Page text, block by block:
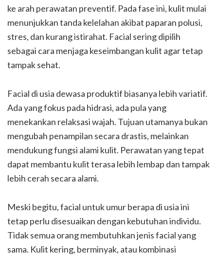
ke arah perawatan preventif. Pada fase ini, kulit mulai
menunjukkan tanda kelelahan akibat paparan polusi,
stres, dan kurang istirahat. Facial sering dipilih
sebagai cara menjaga keseimbangan kulit agar tetap
tampak sehat.
Facial di usia dewasa produktif biasanya lebih variatif.
Ada yang fokus pada hidrasi, ada pula yang
menekankan relaksasi wajah. Tujuan utamanya bukan
mengubah penampilan secara drastis, melainkan
mendukung fungsi alami kulit. Perawatan yang tepat
dapat membantu kulit terasa lebih lembap dan tampak
lebih cerah secara alami.
Meski begitu, facial untuk umur berapa di usia ini
tetap perlu disesuaikan dengan kebutuhan individu.
Tidak semua orang membutuhkan jenis facial yang
sama. Kulit kering, berminyak, atau kombinasi